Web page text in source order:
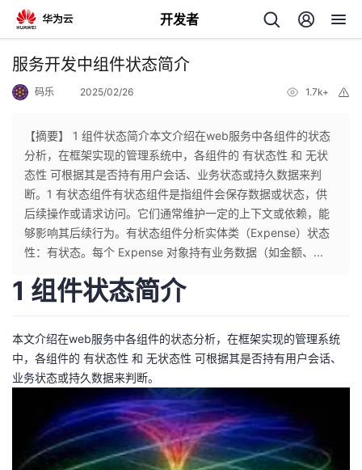
开发者
返
个
人
我
发
者
我
服务开发中组件状态简介
码乐 2025/02/26 1.7k+
【摘要】 1 组件状态简介本文介绍在web服务中各组件的状态
分析，在框架实现的管理系统中，各组件的 有状态性 和 无状
态性 可根据其是否持有用户会话、业务状态或持久数据来判
断。1 有状态组件有状态组件是指组件会保存数据或状态，供
后续操作或请求访问。它们通常维护一定的上下文或依赖，能
够影响其后续行为。有状态组件分析实体类（Expense）状态
性：有状态。每个 Expense 对象持有业务数据（如金额、...
1 组件状态简介
本文介绍在web服务中各组件的状态分析，在框架实现的管理系统
中，各组件的 有状态性 和 无状态性 可根据其是否持有用户会话、
业务状态或持久数据来判断。